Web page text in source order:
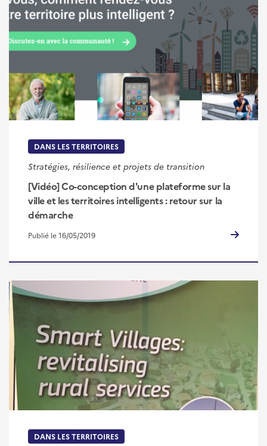
DANS LES TERRITOIRES
Stratégies, résilience et projets de transition
[Vidéo] Co-conception d'une plateforme sur la
ville et les territoires intelligents : retour sur la
démarche
Publié le 16/05/2019
DANS LES TERRITOIRES